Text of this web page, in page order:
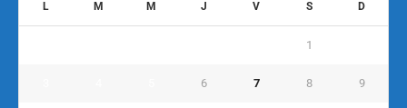
L M M J V S D
1
6 7 8 9